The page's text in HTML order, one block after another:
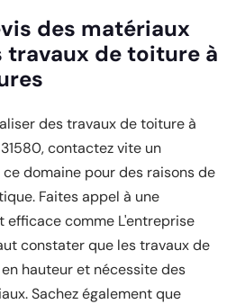
des matériaux
travaux de toiture à
des travaux de toiture à
contactez vite un
domaine pour des raisons de
Faites appel à une
efficace comme L'entreprise
constater que les travaux de
hauteur et nécessite des
Sachez également que